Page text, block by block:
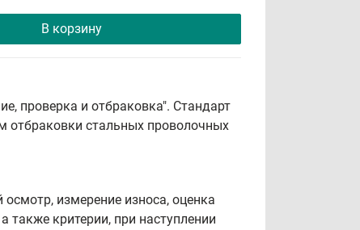
В корзину
проверка и отбраковка". Стандарт
отбраковки стальных проволочных
измерение износа, оценка
также критерии, при наступлении